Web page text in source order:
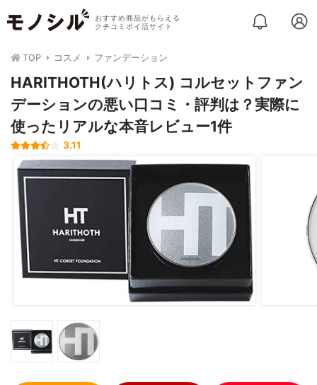
おすすめ商品がもらえる
クチコミポイ活サイト
TOP コスメ ファンデーション
HARITHOTH(ハリトス) コルセットファン
デーションの悪い口コミ・評判は？実際に
使ったリアルな本音レビュー1件
3.11